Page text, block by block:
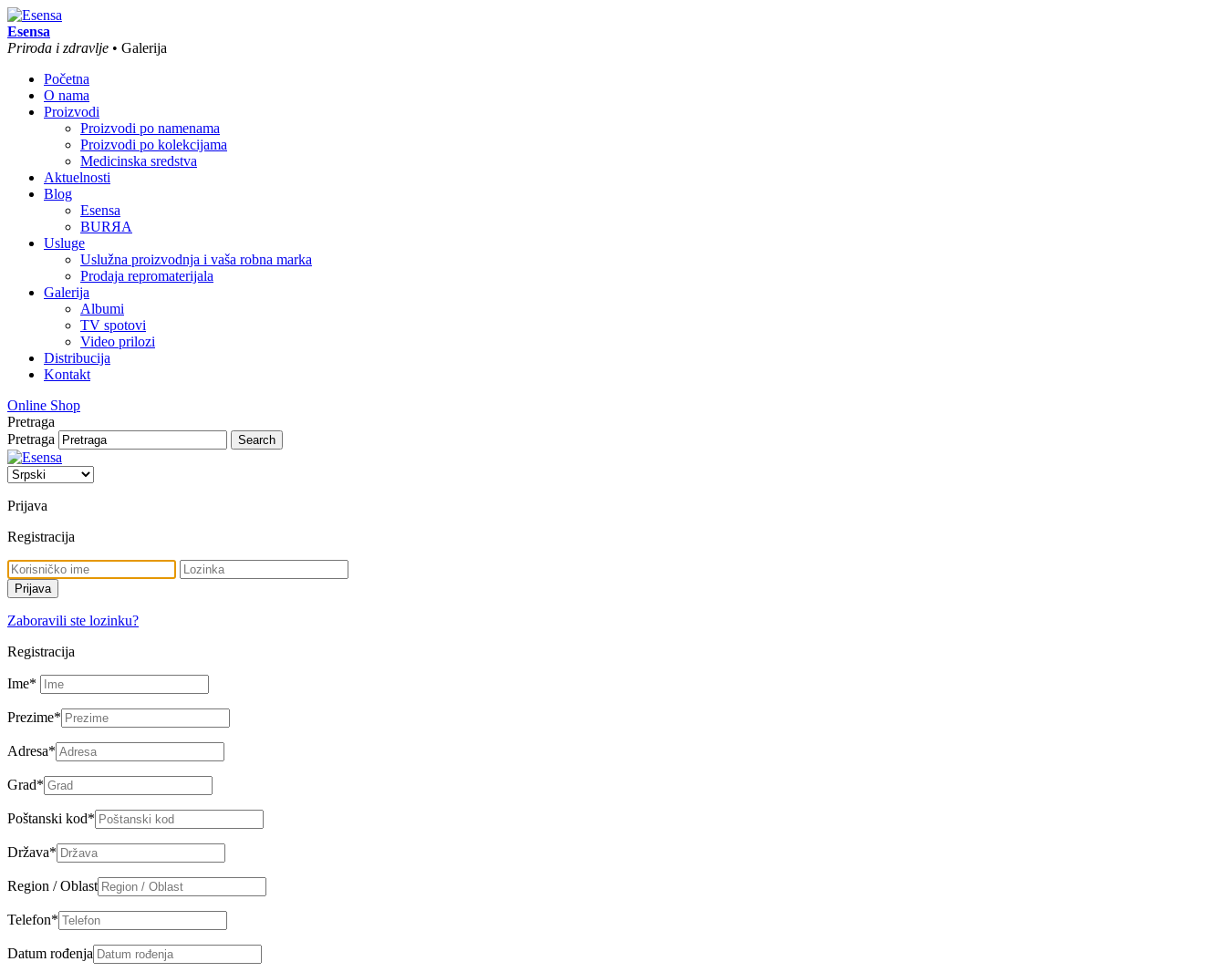
Esensa
Priroda i zdravlje • Galerija
Početna
O nama
Proizvodi
Proizvodi po namenama
Proizvodi po kolekcijama
Medicinska sredstva
Aktuelnosti
Blog
Esensa
BURЯA
Usluge
Uslužna proizvodnja i vaša robna marka
Prodaja repromaterijala
Galerija
Albumi
TV spotovi
Video prilozi
Distribucija
Kontakt
Online Shop
Pretraga
Pretraga
Prijava
Registracija
Zaboravili ste lozinku?
Registracija
Ime*
Prezime*
Adresa*
Grad*
Poštanski kod*
Država*
Region / Oblast
Telefon*
Datum rođenja